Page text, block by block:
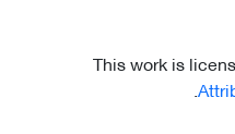
This work is
.